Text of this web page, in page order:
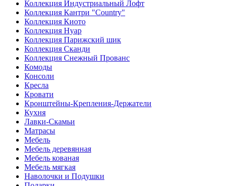
Коллекция Индустриальный Лофт
Коллекция Кантри "Country"
Коллекция Киото
Коллекция Нуар
Коллекция Парижский шик
Коллекция Сканди
Коллекция Снежный Прованс
Комоды
Консоли
Кресла
Кровати
Кронштейны-Крепления-Держатели
Кухня
Лавки-Скамьи
Матрасы
Мебель
Мебель деревянная
Мебель кованая
Мебель мягкая
Наволочки и Подушки